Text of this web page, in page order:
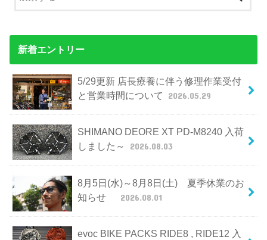
新着エントリー
5/29更新 店長療養に伴う修理作業受付
と営業時間について
2026.05.29
SHIMANO DEORE XT PD-M8240 入荷
しました～
2026.08.03
8月5日(水)～8月8日(土) 夏季休業のお
知らせ
2026.08.01
evoc BIKE PACKS RIDE8 , RIDE12 入